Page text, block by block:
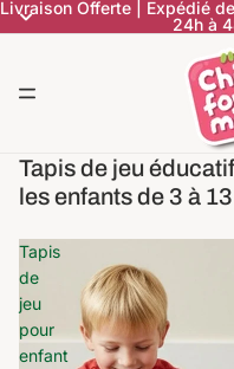
Livraison Offerte | Expédié
24h à
Tapis de jeu
les enfants de 3 à
Tapis
de
jeu
pour
enfant